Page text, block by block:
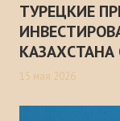
ТУРЕЦКИЕ
15 мая 2026